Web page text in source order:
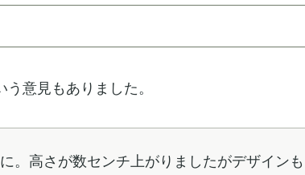
意見もありました。
。高さが数センチ上がりましたがデザインも